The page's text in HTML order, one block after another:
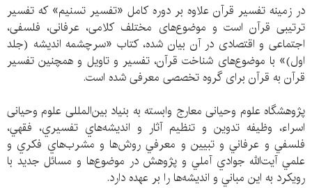
در زمینه تفسیر قرآن علاوه بر دوره کامل «تفسیر تسنیم» که تفسیر
ترتیبی قرآن است و موضوع‌های مختلف کلامی، عرفانی، فلسفی،
اجتماعی و اقتصادی در آن بیان شده، کتاب «سرچشمه اندیشه (جلد
اول)» با موضوع‌های شناخت قرآن، تفسیر و تاویل و همچنین تفسیر
قرآن به قرآن برای گروه تخصصی معرفی شده است.
پژوهشگاه علوم وحیانی معارج وابسته به بنیاد بین‌المللی علوم وحیانی
اسراء، وظیفه تدوين و تنظيم آثار و انديشه‌هاي تفسيري، فقهي،
فلسفي و عرفاني و تبيين و معرفي روش‌ها و مشرب‌هاي فكري و
علمي آيت‌الله جوادي آملي و پژوهش در موضوع‌ها و مسائل جديد با
رويكرد به این مباني و انديشه‌ها را بر عهده دارد.